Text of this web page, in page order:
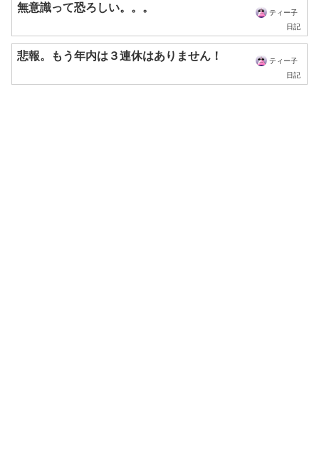
無意識って恐ろしい。。。
ティー子
日記
悲報。もう年内は３連休はありません！
ティー子
日記